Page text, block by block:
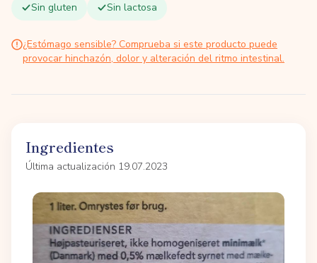
Sin gluten Sin lactosa
¿Estómago sensible? Comprueba si este producto puede
provocar hinchazón, dolor y alteración del ritmo intestinal.
Ingredientes
Última actualización 19.07.2023